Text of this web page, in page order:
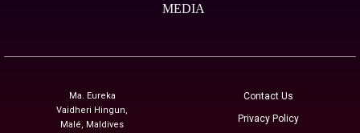
MEDIA
Ma. Eureka
Vaidheri Hingun,
Malé, Maldives
Contact Us
Privacy Policy